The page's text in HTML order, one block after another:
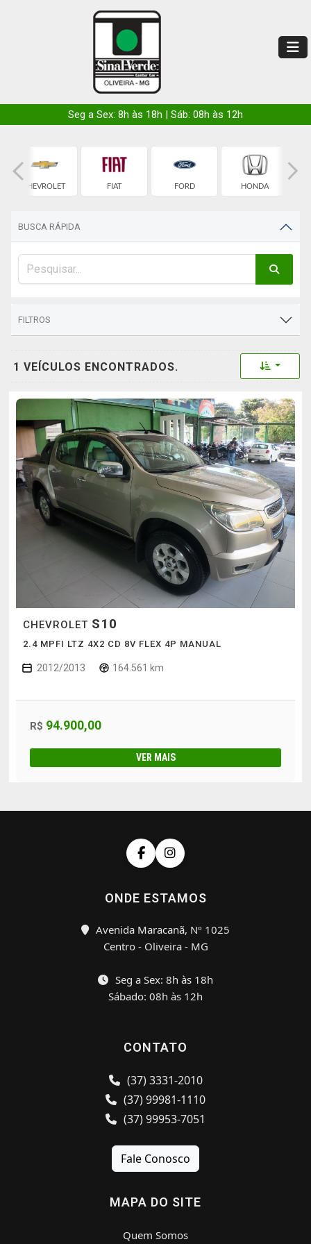
Seg a Sex: 8h às 18h | Sáb: 08h às 12h
CHEVROLET FIAT FORD HONDA
BUSCA RÁPIDA
FILTROS
1 VEÍCULOS ENCONTRADOS. Toggle
CHEVROLET S10
2.4 MPFI LTZ 4X2 CD 8V FLEX 4P MANUAL
2012/2013 164.561 km
R$ 94.900,00
VER MAIS
ONDE ESTAMOS
Avenida Maracanã, Nº 1025
Centro - Oliveira - MG
Seg a Sex: 8h às 18h
Sábado: 08h às 12h
CONTATO
(37) 3331-2010
(37) 99981-1110
(37) 99953-7051
Fale Conosco
MAPA DO SITE
Quem Somos